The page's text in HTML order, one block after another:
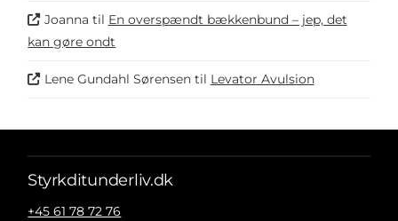
Joanna til En overspændt bækkenbund – jep, det
kan gøre ondt
Lene Gundahl Sørensentil Levator Avulsion
Styrkditunderliv.dk
+45 61 78 72 76